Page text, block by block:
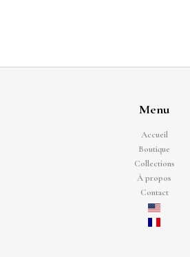
Menu
Accueil
Boutique
Collections
À propos
Contact